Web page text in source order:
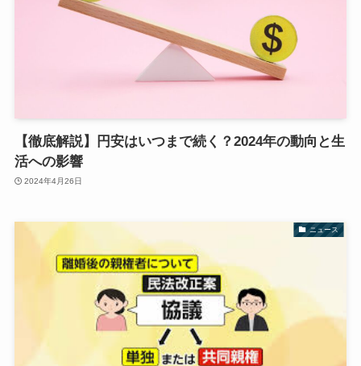
【徹底解説】円安はいつまで続く？2024年の動向と生
活への影響
2024年4月26日
ニュース